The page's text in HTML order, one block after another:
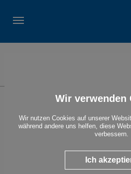
Wir verwenden
Wir nutzen Cookies auf unserer
während andere uns helfen, diese
verbessern.
Ich
Parlez-vous français?
Show larger version